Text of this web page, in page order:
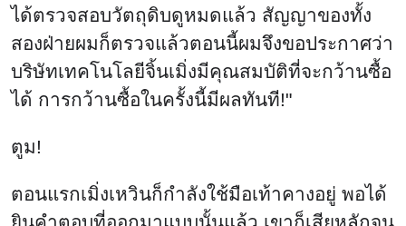
ได้ตรวจสอบวัตถุดิบดูหมดแล้ว สัญญาของทั้ง
สองฝ่ายผมก็ตรวจแล้วตอนนี้ผมจึงขอประกาศว่า
บริษัทเทคโนโลยีจิ้นเมิ่งมีคุณสมบัติที่จะกว้านซื้อ
ได้ การกว้านซื้อในครั้งนี้มีผลทันที!"
ตูม!
ตอนแรกเมิ่งเหวินก็กำลังใช้มือเท้าคางอยู่ พอได้
ยินคำตอบที่ออกมาแบบนั้นแล้ว เขาก็เสียหลักจน